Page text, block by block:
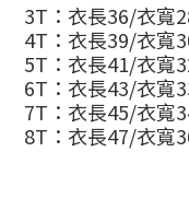
3T：衣長36/衣寬
4T：衣長39/衣寬
5T： 衣長41/衣寬
6T： 衣長43/衣寬
7T： 衣長45/衣寬
8T： 衣長47/衣寬